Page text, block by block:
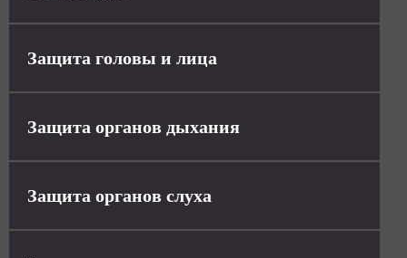
Защита головы и лица
Защита органов дыхания
Защита органов слуха